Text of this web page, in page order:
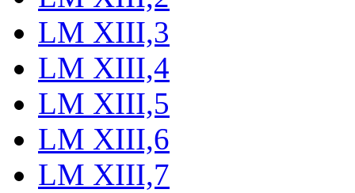
LM XIII,3
LM XIII,4
LM XIII,5
LM XIII,6
LM XIII,7